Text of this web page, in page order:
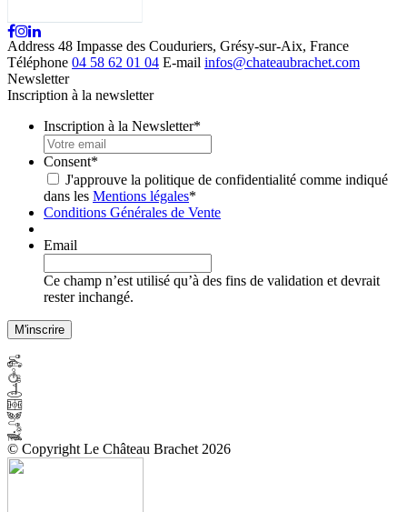
Address 48 Impasse des Couduriers, Grésy-sur-Aix, France
Téléphone 04 58 62 01 04 E-mail infos@chateaubrachet.com
Newsletter
Inscription à la newsletter
Inscription à la Newsletter*
Consent*
J'approuve la politique de confidentialité comme indiqué
dans les Mentions légales*
Conditions Générales de Vente
Email
Ce champ n’est utilisé qu’à des fins de validation et devrait
rester inchangé.
© Copyright Le Château Brachet 2026